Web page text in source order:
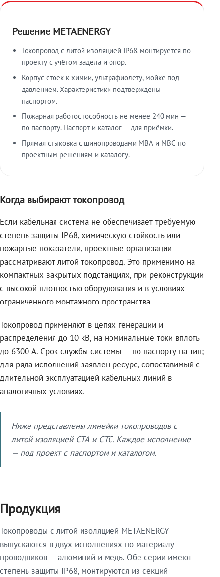
Решение METAENERGY
Токопровод с литой изоляцией IP68, монтируется по
проекту с учётом задела и опор.
Корпус стоек к химии, ультрафиолету, мойке под
давлением. Характеристики подтверждены
паспортом.
Пожарная работоспособность не менее 240 мин —
по паспорту. Паспорт и каталог — для приёмки.
Прямая стыковка с шинопроводами МВА и МВС по
проектным решениям и каталогу.
Когда выбирают токопровод
Если кабельная система не обеспечивает требуемую
степень защиты IP68, химическую стойкость или
пожарные показатели, проектные организации
рассматривают литой токопровод. Это применимо на
компактных закрытых подстанциях, при реконструкции
с высокой плотностью оборудования и в условиях
ограниченного монтажного пространства.
Токопровод применяют в цепях генерации и
распределения до 10 кВ, на номинальные токи вплоть
до 6300 А. Срок службы системы — по паспорту на тип;
для ряда исполнений заявлен ресурс, сопоставимый с
длительной эксплуатацией кабельных линий в
аналогичных условиях.
Ниже представлены линейки токопроводов с
литой изоляцией СТА и СТС. Каждое исполнение
— под проект с паспортом и каталогом.
Продукция
Токопроводы с литой изоляцией METAENERGY
выпускаются в двух исполнениях по материалу
проводников — алюминий и медь. Обе серии имеют
степень защиты IP68, монтируются из секций